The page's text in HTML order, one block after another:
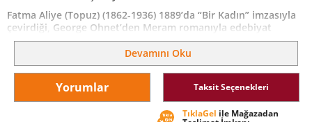
Fatma Aliye (Topuz) (1862-1936) 1889’da “Bir Kadın” imzasıyla
çevirdiği, George Ohnet’den Meram romanıyla edebiyat
dünyasına ilk adımını atar. 1891’de yayımlanan ikinci yapıtı
Hayal ve Hakikat’i Ahmet Mithat’la yazar. Çok geçmeden
sırasıyla Muhadarat, Refet, Levayih-i Hayat, Udi ve Enin
romanları kendi adıyla yayımlanır. Refet ve Udi Türk
edebiyatının çalışıp ayakları üzerinde duran ilk kadın
karakterlerini anlatır. Romanlarındaki başkarakterlerin hepsi
mücadeleci ve güçlü kadınlardır. Yapıtları yurtdışında ilgi
Devamını Oku
Yorumlar Taksit Seçenekleri
TıklaGel ile Mağazadan